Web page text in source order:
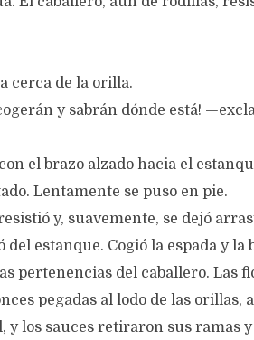
cerca de la orilla.
y sabrán dónde está!
el brazo alzado hacia el
Lentamente se puso en pie.
y, suavemente, se dejó
estanque. Cogió la espada y la
pertenencias del caballero. Las
pegadas al lodo de las orillas,
y los sauces retiraron sus ramas